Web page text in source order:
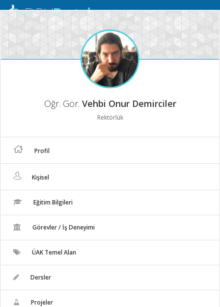
Mobil
Öğr. Gör. Vehbi Onur Demirciler
Rektörlük
Profil
Kişisel
Eğitim Bilgileri
Görevler / İş Deneyimi
ÜAK Temel Alan
Dersler
Projeler